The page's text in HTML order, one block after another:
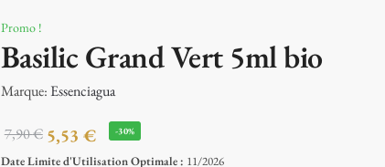
Promo !
Basilic Grand Vert 5ml bio
Marque: Essenciagua
7,90€ 5,53 € -30%
Date Limite d'Utilisation Optimale : 11/2026